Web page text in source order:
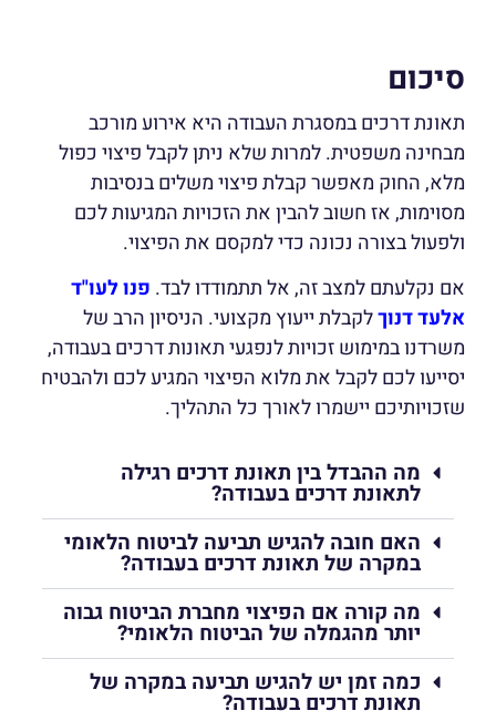
סיכום
תאונת דרכים במסגרת העבודה היא אירוע מורכב
מבחינה משפטית. למרות שלא ניתן לקבל פיצוי כפול
מלא, החוק מאפשר קבלת פיצוי משלים בנסיבות
מסוימות, אז חשוב להבין את הזכויות המגיעות לכם
ולפעול בצורה נכונה כדי למקסם את הפיצוי.
אם נקלעתם למצב זה, אל תתמודדו לבד. פנו לעו"ד
אלעד דנוךלקבלת ייעוץ מקצועי. הניסיון הרב של
משרדנו במימוש זכויות לנפגעי תאונות דרכים בעבודה,
יסייעו לכם לקבל את מלוא הפיצוי המגיע לכם ולהבטיח
שזכויותיכם יישמרו לאורך כל התהליך.
מה ההבדל בין תאונת דרכים רגילה
לתאונת דרכים בעבודה?
האם חובה להגיש תביעה לביטוח הלאומי
במקרה של תאונת דרכים בעבודה?
מה קורה אם הפיצוי מחברת הביטוח גבוה
יותר מהגמלה של הביטוח הלאומי?
כמה זמן יש להגיש תביעה במקרה של
תאונת דרכים בעבודה?